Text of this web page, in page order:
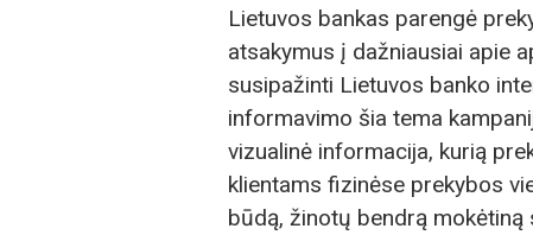
Lietuvos bankas parengė
atsakymus į dažniausiai apie
susipažinti Lietuvos banko
informavimo šia tema
vizualinė informacija, kurią
klientams fizinėse prekybos
būdą, žinotų bendrą